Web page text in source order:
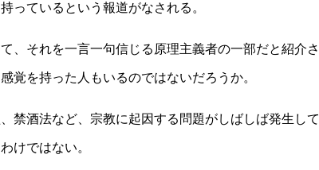
っているという報道がなされる。
、それを一言一句信じる原理主義者の一部だと紹介さ
覚を持った人もいるのではないだろうか。
禁酒法など、宗教に起因する問題がしばしば発生して
けではない。